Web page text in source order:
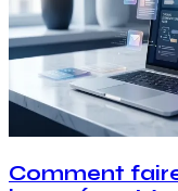
Comment